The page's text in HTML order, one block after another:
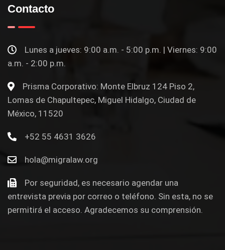
Contacto
Lunes a jueves: 9:00 a.m. - 5:00 p.m. | Viernes: 9:00
a.m. - 2:00 p.m.
Prisma Corporativo: Monte Elbruz 124 Piso 2,
Lomas de Chapultepec, Miguel Hidalgo, Ciudad de
México, 11520
+52 55 4631 3626
hola@migralaw.org
Por seguridad, es necesario agendar una
entrevista previa por correo o teléfono. Sin esta, no se
permitirá el acceso. Agradecemos su comprensión.